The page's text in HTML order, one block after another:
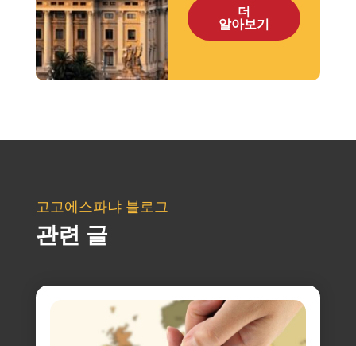
더
알아보기
고고에스파냐 블로그
관련 글